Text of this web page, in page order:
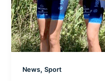
News,Sport